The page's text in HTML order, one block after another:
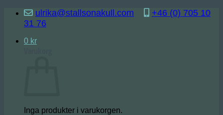
Skip
content
ulrika@stallsonakull.com
+46 (0) 705 10
31 76
0 kr
Inga produkter i varukorgen.